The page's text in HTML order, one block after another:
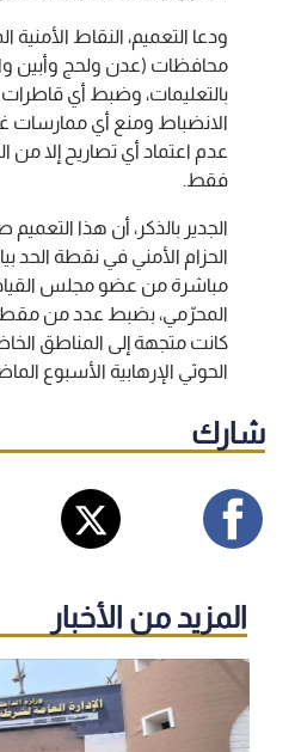
ودعا التعميم، النقاط الأمنية
محافظات (عدن ولحج وأبين
بالتعليمات، وضبط أي
الانضباط ومنع أي ممارسات
عدم اعتماد أي تصاريح إلا من
فقط.
الجدير بالذكر، أن هذا
الحزام الأمني في نقطة الحد
مباشرة من عضو مجلس
المحرّمي، بضبط عدد من
كانت متجهة إلى المناطق
الحوثي الإرهابية الأسبوع
شارك
المزيد من الأخبار